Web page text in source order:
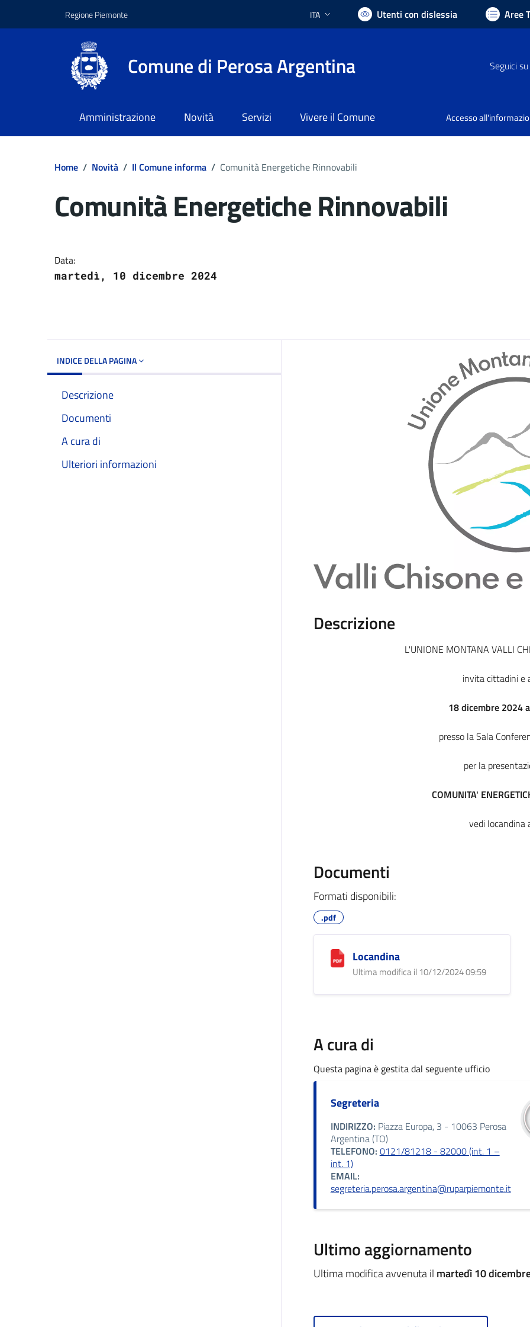
Regione Piemonte Lingua attiva:
ITA Utenti con dislessia Aree
Comune di Perosa Argentina Seguici su
Amministrazione Novità Servizi Vivere il Comune Accesso
Home / Novità / Il Comune informa / Comunità Energetiche Rinnovabili
Comunità Energetiche Rinnovabili
Data:
martedì, 10 dicembre 2024
INDICE DELLA PAGINA
Descrizione
Documenti
A cura di
Ulteriori informazioni
Descrizione
L'UNIONE MONTANA VALLI
invita cittadini e
18 dicembre 2024
presso la Sala
per la
COMUNITA'
vedi locandina
Documenti
Formati disponibili:
.pdf
Locandina
Ultima modifica il 10/12/2024 09:59
A cura di
Questa pagina è gestita dal seguente ufficio
Segreteria
INDIRIZZO: Piazza Europa, 3 - 10063 Perosa
Argentina (TO)
TELEFONO: 0121/81218 - 82000 (int. 1 –
int. 1)
EMAIL:
segreteria.perosa.argentina@ruparpiemonte.it
Ultimo aggiornamento
Ultima modifica avvenuta il martedì 10